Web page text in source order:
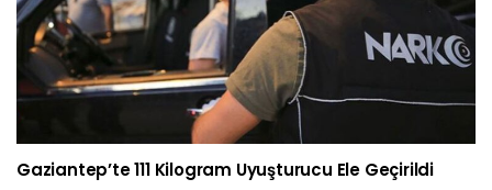
Gaziantep’te 111 Kilogram Uyuşturucu Ele Geçirildi